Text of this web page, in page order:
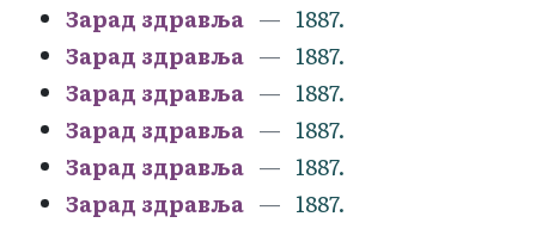
Зарад здравља
1887.
Зарад здравља
1887.
Зарад здравља
1887.
Зарад здравља
1887.
Зарад здравља
1887.
Зарад здравља
1887.